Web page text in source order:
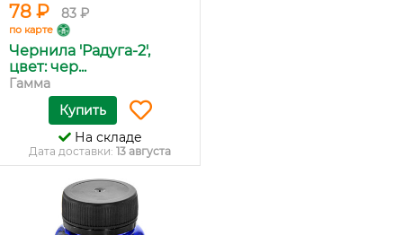
78 ₽ 83 ₽
по карте
Чернила 'Радуга-2',
цвет: чер...
Гамма
Купить
На складе
Дата доставки: 13 августа